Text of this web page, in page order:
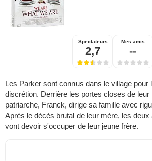
Spectateurs
2,7
Mes amis
--
Les Parker sont connus dans le village pour
discrétion. Derrière les portes closes de leur
patriarche, Franck, dirige sa famille avec
Après le décès brutal de leur mère, les
vont devoir s'occuper de leur jeune frère.